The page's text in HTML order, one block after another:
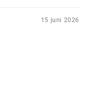
15 juni 2026